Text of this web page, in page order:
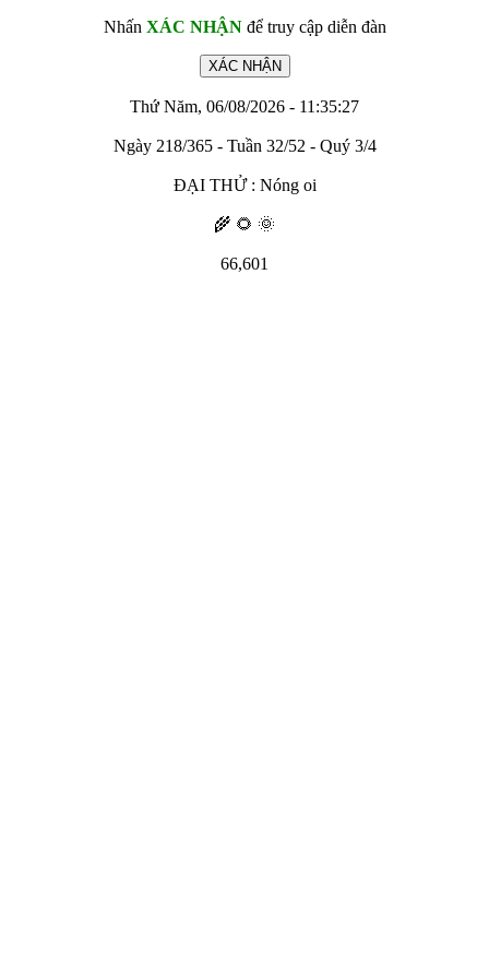
Nhấn XÁC NHẬNđể truy cập diễn đàn
Thứ Năm, 06/08/2026 - 11:35:27
Ngày 218/365 - Tuần 32/52 - Quý 3/4
ĐẠI THỬ : Nóng oi
🌾 🌻 🌞
66,601